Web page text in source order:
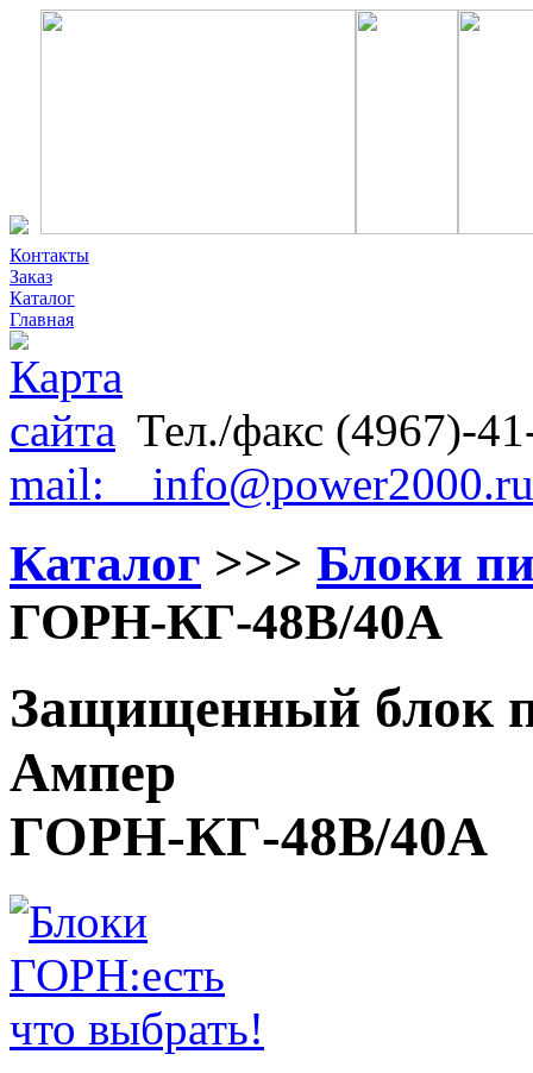
Контакты
Заказ
Каталог
Главная
Тел./факс (4967)-
mail: info@power2000.ru
Каталог >>> Блоки
ГОРН-КГ-48В/40А
Защищенный блок
Ампер
ГОРН-КГ-48В/40А